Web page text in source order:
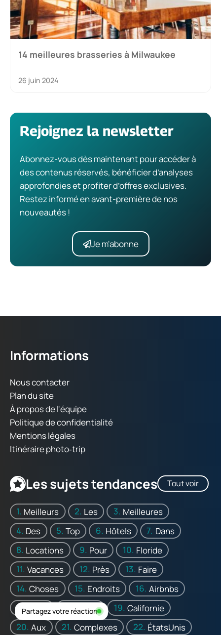
14 meilleures brasseries à Milwaukee
26 juin 2024
Rejoignez la newsletter
Abonnez-vous dès maintenant pour accéder à
des contenus réservés, bénéficier d’analyses
approfondies et profiter d’offres exclusives.
Restez informé en avant-première de nos
nouveautés !
Je m'abonne
Informations
Nous contacter
Plan du site
À propos de l'équipe
Politique de confidentialité
Mentions légales
Itinéraire photo‑trip
Les sujets tendances Tout voir
Meilleurs Les
Meilleures
Des
Top Hôtels
Dans
Locations
Pour
Floride
Vacances
Près
Faire
Choses
Endroits
Airbnbs
Avec
Texas
Californie
Aux
Complexes ÉtatsUnis
Partagez votre réaction